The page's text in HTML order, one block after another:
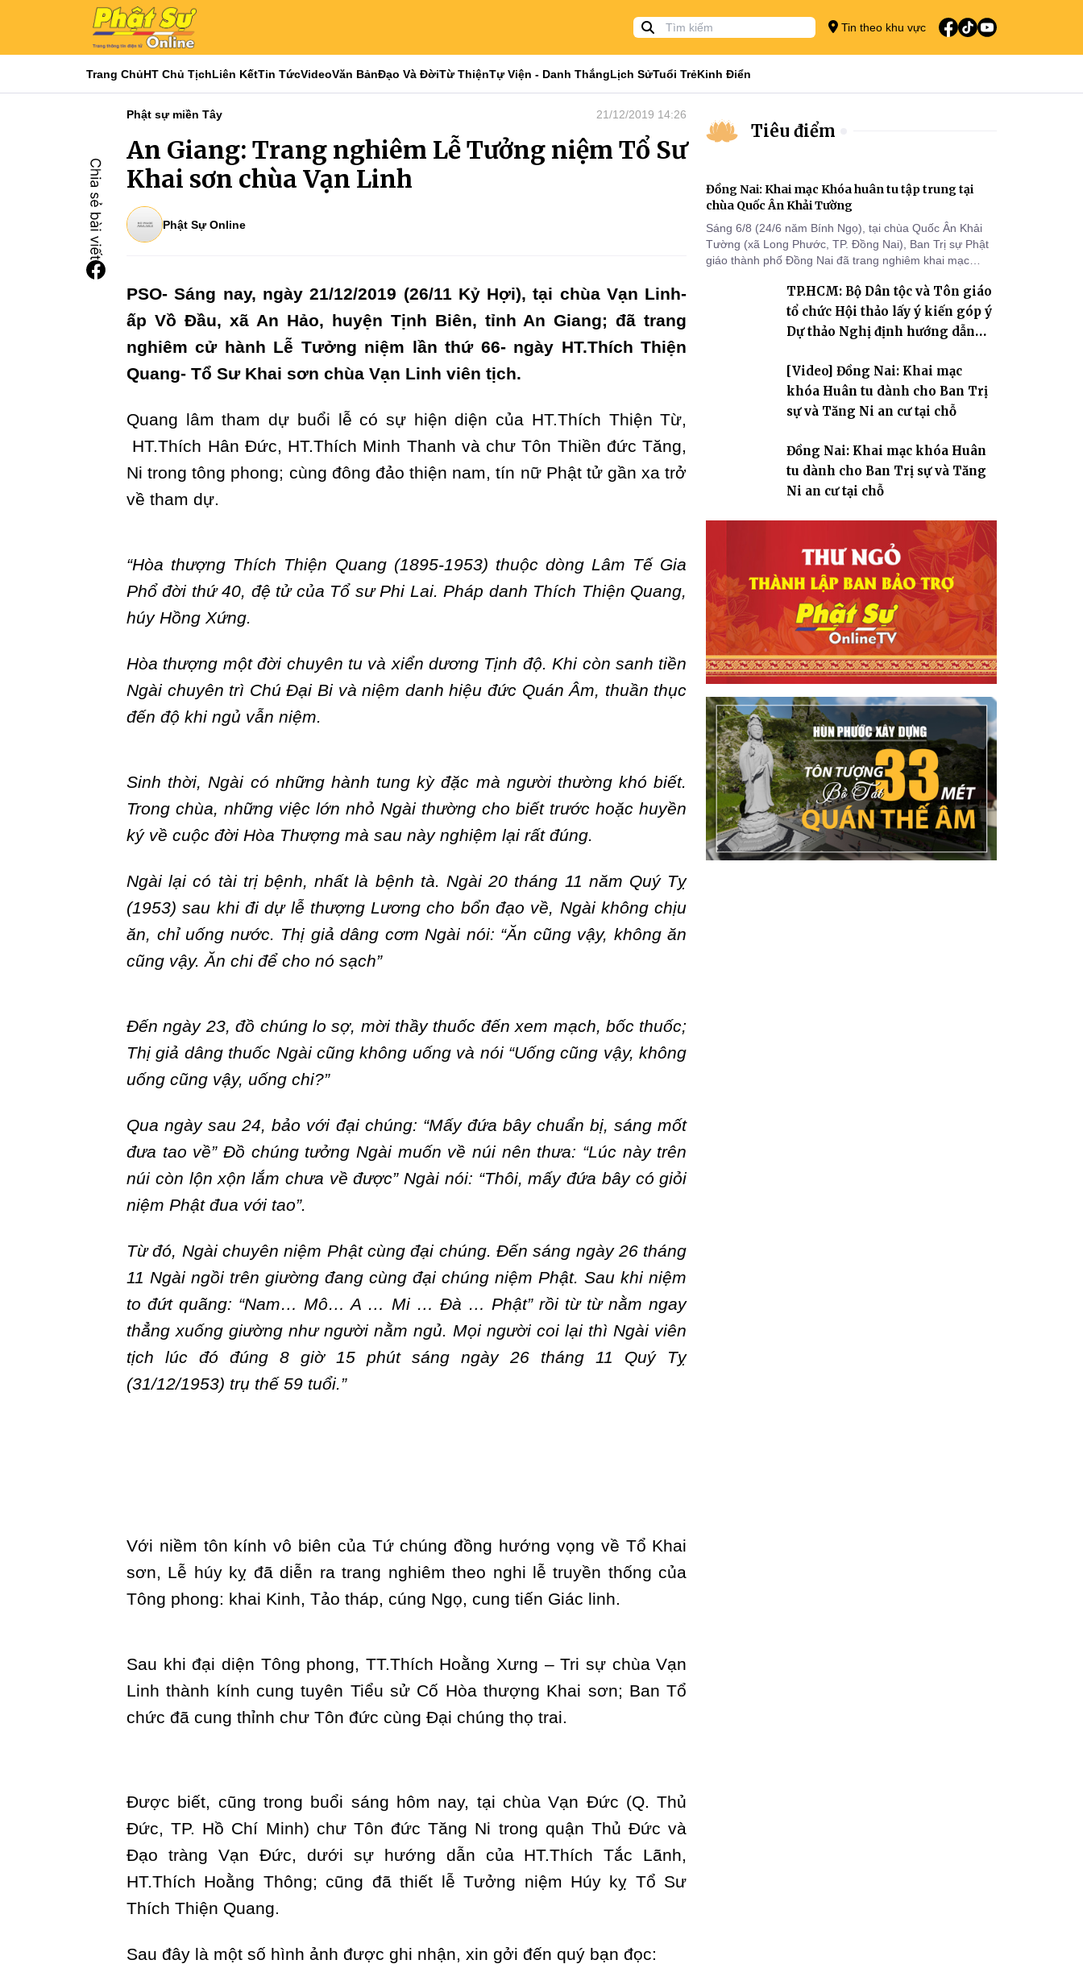
Tin theo khu vực
Trang ChủHT Chủ TịchLiên KếtTin TứcVideoVăn BảnĐạo Và ĐờiTừ ThiệnTự Viện - Danh ThắngLịch SửTuổi TrẻKinh Điển
Phật sự miền Tây 21/12/2019 14:26
An Giang: Trang nghiêm Lễ Tưởng niệm Tổ Sư
Khai sơn chùa Vạn Linh
Phật Sự Online
PSO- Sáng nay, ngày 21/12/2019 (26/11 Kỷ Hợi), tại chùa Vạn Linh-
ấp Vồ Đầu, xã An Hảo, huyện Tịnh Biên, tỉnh An Giang; đã trang
nghiêm cử hành Lễ Tưởng niệm lần thứ 66- ngày HT.Thích Thiện
Quang- Tổ Sư Khai sơn chùa Vạn Linh viên tịch.
Quang lâm tham dự buổi lễ có sự hiện diện của HT.Thích Thiện Từ,
HT.Thích Hân Đức, HT.Thích Minh Thanh và chư Tôn Thiền đức Tăng,
Ni trong tông phong; cùng đông đảo thiện nam, tín nữ Phật tử gần xa trở
về tham dự.
“Hòa thượng Thích Thiện Quang (1895-1953) thuộc dòng Lâm Tế Gia
Phổ đời thứ 40, đệ tử của Tổ sư Phi Lai. Pháp danh Thích Thiện Quang,
húy Hồng Xứng.
Hòa thượng một đời chuyên tu và xiển dương Tịnh độ. Khi còn sanh tiền
Ngài chuyên trì Chú Đại Bi và niệm danh hiệu đức Quán Âm, thuần thục
đến độ khi ngủ vẫn niệm.
Sinh thời, Ngài có những hành tung kỳ đặc mà người thường khó biết.
Trong chùa, những việc lớn nhỏ Ngài thường cho biết trước hoặc huyền
ký về cuộc đời Hòa Thượng mà sau này nghiệm lại rất đúng.
Ngài lại có tài trị bệnh, nhất là bệnh tà. Ngài 20 tháng 11 năm Quý Tỵ
(1953) sau khi đi dự lễ thượng Lương cho bổn đạo về, Ngài không chịu
ăn, chỉ uống nước. Thị giả dâng cơm Ngài nói: “Ăn cũng vậy, không ăn
cũng vậy. Ăn chi để cho nó sạch”
Đến ngày 23, đồ chúng lo sợ, mời thầy thuốc đến xem mạch, bốc thuốc;
Thị giả dâng thuốc Ngài cũng không uống và nói “Uống cũng vậy, không
uống cũng vậy, uống chi?”
Qua ngày sau 24, bảo với đại chúng: “Mấy đứa bây chuẩn bị, sáng mốt
đưa tao về” Đồ chúng tưởng Ngài muốn về núi nên thưa: “Lúc này trên
núi còn lộn xộn lắm chưa về được” Ngài nói: “Thôi, mấy đứa bây có giỏi
niệm Phật đua với tao”.
Từ đó, Ngài chuyên niệm Phật cùng đại chúng. Đến sáng ngày 26 tháng
11 Ngài ngồi trên giường đang cùng đại chúng niệm Phật. Sau khi niệm
to đứt quãng: “Nam… Mô… A … Mi … Đà … Phật” rồi từ từ nằm ngay
thẳng xuống giường như người nằm ngủ. Mọi người coi lại thì Ngài viên
tịch lúc đó đúng 8 giờ 15 phút sáng ngày 26 tháng 11 Quý Tỵ
(31/12/1953) trụ thế 59 tuổi.”
Với niềm tôn kính vô biên của Tứ chúng đồng hướng vọng về Tổ Khai
sơn, Lễ húy kỵ đã diễn ra trang nghiêm theo nghi lễ truyền thống của
Tông phong: khai Kinh, Tảo tháp, cúng Ngọ, cung tiến Giác linh.
Sau khi đại diện Tông phong, TT.Thích Hoằng Xưng – Tri sự chùa Vạn
Linh thành kính cung tuyên Tiểu sử Cố Hòa thượng Khai sơn; Ban Tổ
chức đã cung thỉnh chư Tôn đức cùng Đại chúng thọ trai.
Được biết, cũng trong buổi sáng hôm nay, tại chùa Vạn Đức (Q. Thủ
Đức, TP. Hồ Chí Minh) chư Tôn đức Tăng Ni trong quận Thủ Đức và
Đạo tràng Vạn Đức, dưới sự hướng dẫn của HT.Thích Tắc Lãnh,
HT.Thích Hoằng Thông; cũng đã thiết lễ Tưởng niệm Húy kỵ Tổ Sư
Thích Thiện Quang.
Sau đây là một số hình ảnh được ghi nhận, xin gởi đến quý bạn đọc:
Tiêu điểm
Đồng Nai: Khai mạc Khóa huân tu tập trung tại
chùa Quốc Ân Khải Tường
Sáng 6/8 (24/6 năm Bính Ngọ), tại chùa Quốc Ân Khải
Tường (xã Long Phước, TP. Đồng Nai), Ban Trị sự Phật
giáo thành phố Đồng Nai đã trang nghiêm khai mạc
2570 dành cho chư Tăng hành giả an cư tại chỗ khu vực
VII, VIII và trường hạ chùa Quốc Ân Khải Tường.
TP.HCM: Bộ Dân tộc và Tôn giáo
tổ chức Hội thảo lấy ý kiến góp ý
Dự thảo Nghị định hướng dẫn
giáo
[Video] Đồng Nai: Khai mạc
khóa Huân tu dành cho Ban Trị
sự và Tăng Ni an cư tại chỗ
Đồng Nai: Khai mạc khóa Huân
tu dành cho Ban Trị sự và Tăng
Ni an cư tại chỗ